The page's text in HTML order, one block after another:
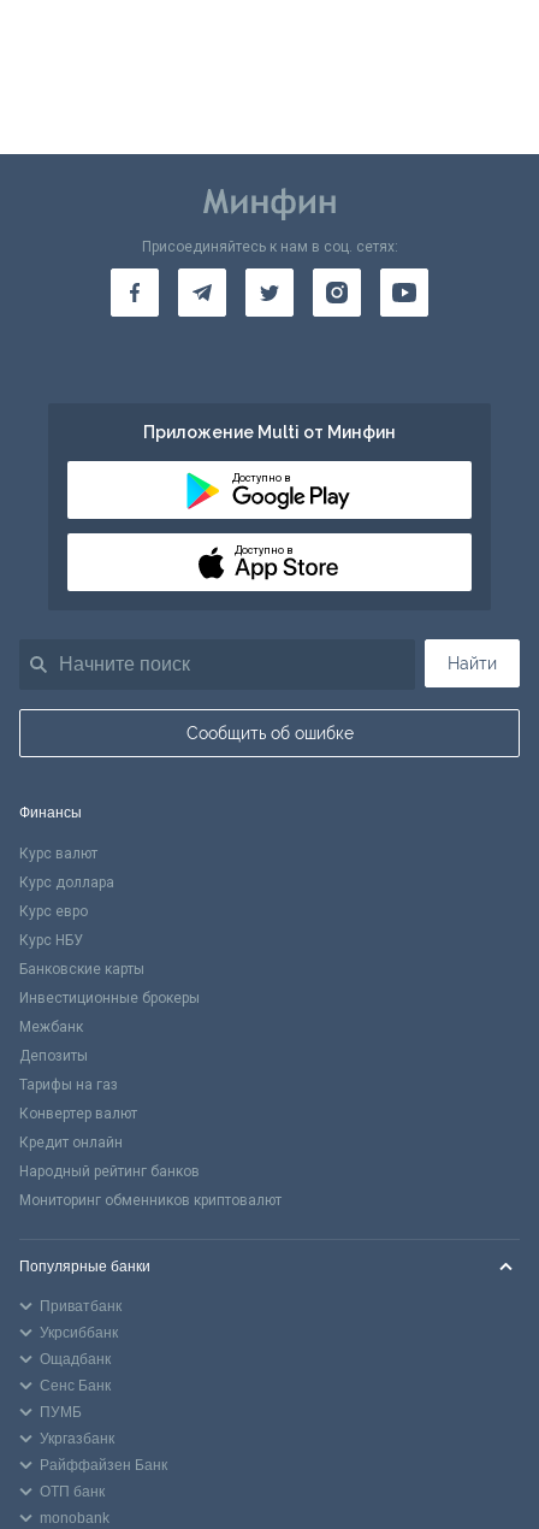
Найти
Сообщить об ошибке
Присоединяйтесь к нам в соц. сетях:
Приложение Multi от Минфин
Доступно в
Доступно в
Финансы
Курс валют
Курс доллара
Курс евро
Курс НБУ
Банковские карты
Инвестиционные брокеры
Межбанк
Депозиты
Тарифы на газ
Конвертер валют
Кредит онлайн
Народный рейтинг банков
Мониторинг обменников криптовалют
Популярные банки
Приватбанк
Укрсиббанк
Ощадбанк
Сенс Банк
ПУМБ
Укргазбанк
Райффайзен Банк
ОТП банк
monobank